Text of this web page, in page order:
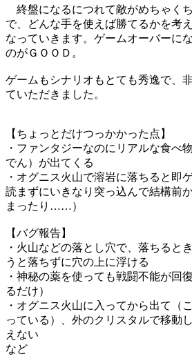
終盤になるにつれて敵がめちゃく
で、どんな手を使えば勝てるかを考
なっていきます。ゲームオーバーに
のがＧＯＯＤ。
ゲームもシナリオもとても秀逸で、
ていただきました。
【ちょっとだけつっかかった点】
・ファンタジーなのにリアルな食べ
でん）が出てくる
・オグニス火山で溶岩に落ちると即
読まずにいきなり突っ込んで結構前
まったり……）
【バグ報告】
・火山などの落とし穴で、落ちると
うと落ちずに穴の上に浮ける
・神秘の薬を使っても戦闘不能が回
るだけ）
・オグニス火山に入ってから出て（
っている）、外のクリスタルで移動
えない
など